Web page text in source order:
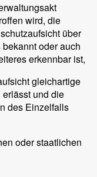
wird, die
über
oder auch
erkennbar ist,
gleichartige
und die
des Einzelfalls
oder staatlichen